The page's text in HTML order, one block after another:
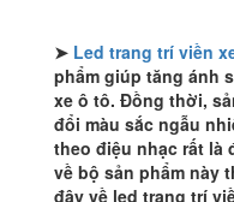
hơn
lượng
➤ Led trang trí viền
phẩm giúp tăng ánh
xe ô tô. Đồng thời,
đổi màu sắc ngẫu
theo điệu nhạc rất là
về bộ sản phẩm này
đây về led trang trí